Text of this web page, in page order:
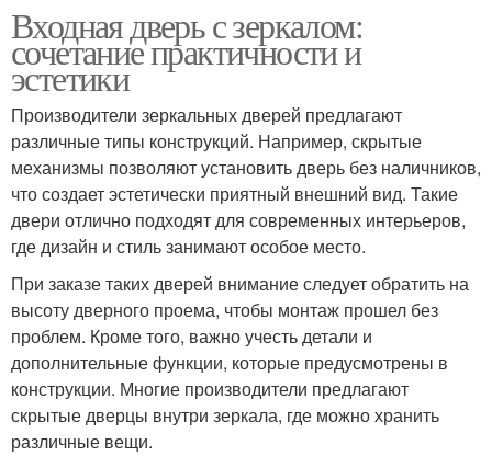
Входная дверь с зеркалом:
сочетание практичности и
эстетики
Производители зеркальных дверей предлагают
различные типы конструкций. Например, скрытые
механизмы позволяют установить дверь без наличников,
что создает эстетически приятный внешний вид. Такие
двери отлично подходят для современных интерьеров,
где дизайн и стиль занимают особое место.
При заказе таких дверей внимание следует обратить на
высоту дверного проема, чтобы монтаж прошел без
проблем. Кроме того, важно учесть детали и
дополнительные функции, которые предусмотрены в
конструкции. Многие производители предлагают
скрытые дверцы внутри зеркала, где можно хранить
различные вещи.